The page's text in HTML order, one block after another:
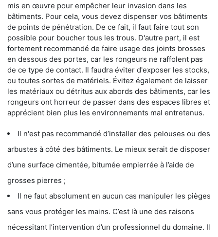
mis en œuvre pour empêcher leur invasion dans les
bâtiments. Pour cela, vous devez dispenser vos bâtiments
de points de pénétration. De ce fait, il faut faire tout son
possible pour boucher tous les trous. D'autre part, il est
fortement recommandé de faire usage des joints brosses
en dessous des portes, car les rongeurs ne raffolent pas
de ce type de contact. Il faudra éviter d'exposer les stocks,
ou toutes sortes de matériels. Évitez également de laisser
les matériaux ou détritus aux abords des bâtiments, car les
rongeurs ont horreur de passer dans des espaces libres et
apprécient bien plus les environnements mal entretenus.
Il n'est pas recommandé d’installer des pelouses ou des
arbustes à côté des bâtiments. Le mieux serait de disposer
d’une surface cimentée, bitumée empierrée à l’aide de
grosses pierres ;
Il ne faut absolument en aucun cas manipuler les pièges
sans vous protéger les mains. C’est là une des raisons
nécessitant l’intervention d’un professionnel du domaine. Il